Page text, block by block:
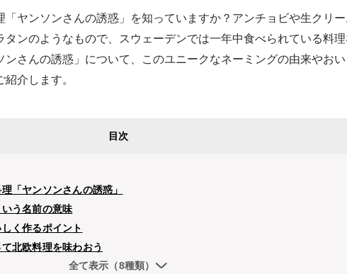
「ヤンソンさんの誘惑」を知っていますか？アンチョビや生クリ
タンのようなもので、スウェーデンでは一年中食べられている料
ンさんの誘惑」について、このユニークなネーミングの由来やおい
介します。
目次
「ヤンソンさんの誘惑」
いう名前の意味
く作るポイント
北欧料理を味わおう
全て表示（8種類）